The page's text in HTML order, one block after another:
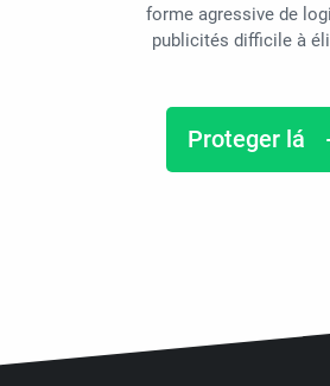
forme agressive de
publicités difficile à
Proteger lá